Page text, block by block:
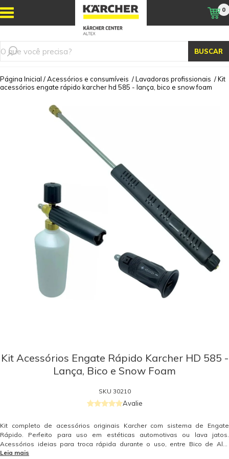
BUSCAR
0
Página Inicial /Acessórios e consumíveis /Lavadoras profissionais /Kit
acessórios engate rápido karcher hd 585 - lança, bico e snow foam
Kit Acessórios Engate Rápido Karcher HD 585 -
Lança, Bico e Snow Foam
SKU 30210
Avalie
Kit completo de acessórios originais Karcher com sistema de Engate
Rápido. Perfeito para uso em estéticas automotivas ou lava jatos.
Acessórios ideias para troca rápida durante o uso, entre Bico de Alta
Pressão e Snow Foam, ideal para aplicações onde o tempo é decisivo
Leia mais